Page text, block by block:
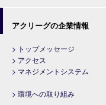
アクリーグの企業情報
> トップメッセージ
> アクセス
> マネジメントシステム
> 環境への取り組み